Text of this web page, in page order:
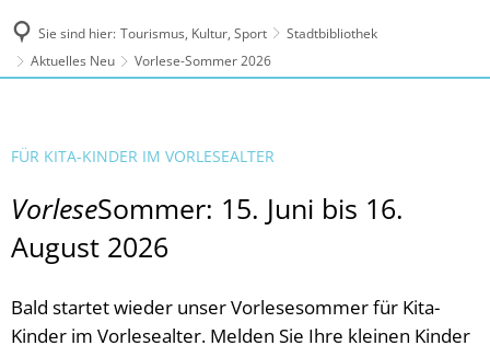
Sie sind hier: Tourismus, Kultur, Sport
Stadtbibliothek
Aktuelles Neu
Vorlese-Sommer 2026
FÜR KITA-KINDER IM VORLESEALTER
VorleseSommer: 15. Juni bis 16.
August 2026
Bald startet wieder unser Vorlesesommer für Kita-
Kinder im Vorlesealter. Melden Sie Ihre kleinen Kinder